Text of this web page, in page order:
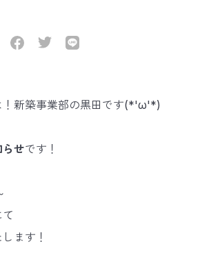
換気
！新築事業部の黒田です(*'ω'*)
らせです！
て
ます！